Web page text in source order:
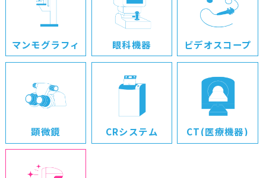
マンモグラフィ 眼科機器 ビデオスコープ
顕微鏡 CRシステム CT(医療機器)